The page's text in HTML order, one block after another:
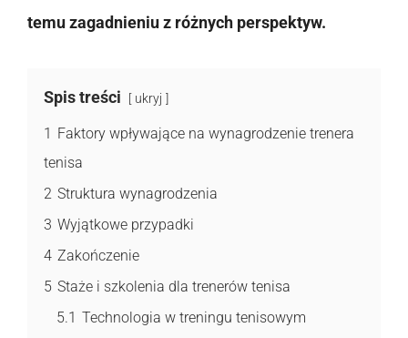
temu zagadnieniu z różnych perspektyw.
Spis treści ukryj
1 Faktory wpływające na wynagrodzenie trenera
tenisa
2 Struktura wynagrodzenia
3 Wyjątkowe przypadki
4 Zakończenie
5 Staże i szkolenia dla trenerów tenisa
5.1 Technologia w treningu tenisowym